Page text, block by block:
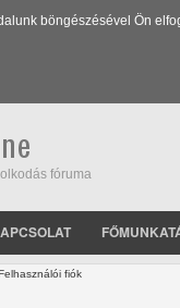
böngészésével Ön
fóruma
fiók